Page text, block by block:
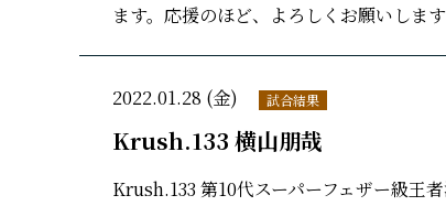
ます。応援のほど、よろしくお願いしま
2022.01.28 (金) 試合結果
Krush.133 横山朋哉
Krush.133 第10代スーパーフェザー級王